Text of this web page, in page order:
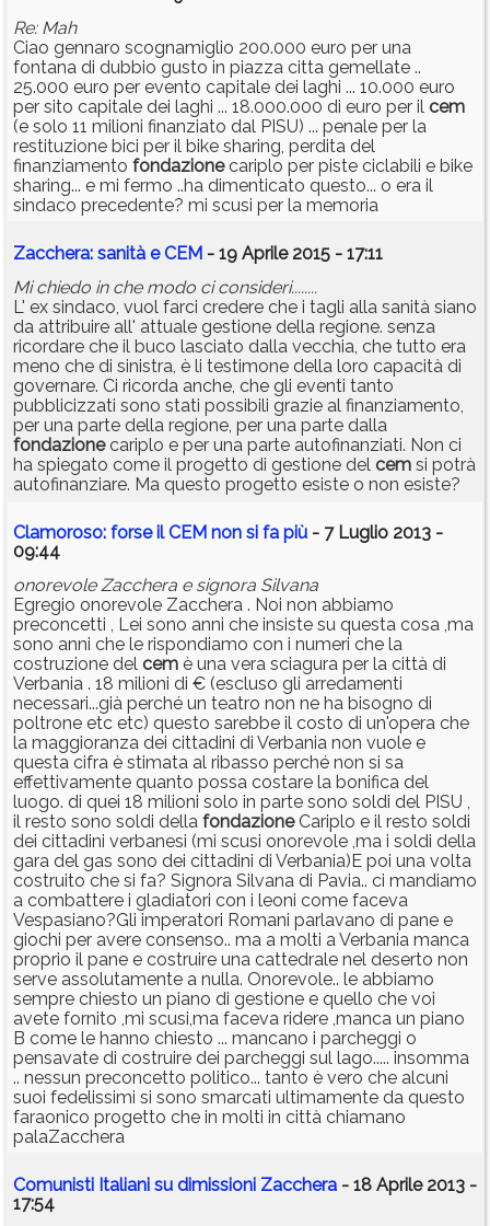
Re: Mah
Ciao gennaro scognamiglio 200.000 euro per una
fontana di dubbio gusto in piazza citta gemellate ..
25.000 euro per evento capitale dei laghi ... 10.000 euro
per sito capitale dei laghi ... 18.000.000 di euro per il cem
(e solo 11 milioni finanziato dal PISU) ... penale per la
restituzione bici per il bike sharing, perdita del
finanziamento fondazionecariplo per piste ciclabili e bike
sharing... e mi fermo ..ha dimenticato questo... o era il
sindaco precedente? mi scusi per la memoria
Zacchera: sanità e CEM - 19 Aprile 2015 - 17:11
Mi chiedo in che modo ci consideri........
L' ex sindaco, vuol farci credere che i tagli alla sanità siano
da attribuire all' attuale gestione della regione. senza
ricordare che il buco lasciato dalla vecchia, che tutto era
meno che di sinistra, è li testimone della loro capacità di
governare. Ci ricorda anche, che gli eventi tanto
pubblicizzati sono stati possibili grazie al finanziamento,
per una parte della regione, per una parte dalla
fondazionecariplo e per una parte autofinanziati. Non ci
ha spiegato come il progetto di gestione del cem si potrà
autofinanziare. Ma questo progetto esiste o non esiste?
Clamoroso: forse il CEM non si fa più - 7 Luglio 2013 -
09:44
onorevole Zacchera e signora Silvana
Egregio onorevole Zacchera . Noi non abbiamo
preconcetti , Lei sono anni che insiste su questa cosa ,ma
sono anni che le rispondiamo con i numeri che la
costruzione del cem è una vera sciagura per la città di
Verbania . 18 milioni di € (escluso gli arredamenti
necessari...già perché un teatro non ne ha bisogno di
poltrone etc etc) questo sarebbe il costo di un'opera che
la maggioranza dei cittadini di Verbania non vuole e
questa cifra è stimata al ribasso perché non si sa
effettivamente quanto possa costare la bonifica del
luogo. di quei 18 milioni solo in parte sono soldi del PISU ,
il resto sono soldi della fondazioneCariplo e il resto soldi
dei cittadini verbanesi (mi scusi onorevole ,ma i soldi della
gara del gas sono dei cittadini di Verbania)E poi una volta
costruito che si fa? Signora Silvana di Pavia.. ci mandiamo
a combattere i gladiatori con i leoni come faceva
Vespasiano?Gli imperatori Romani parlavano di pane e
giochi per avere consenso.. ma a molti a Verbania manca
proprio il pane e costruire una cattedrale nel deserto non
serve assolutamente a nulla. Onorevole.. le abbiamo
sempre chiesto un piano di gestione e quello che voi
avete fornito ,mi scusi,ma faceva ridere ,manca un piano
B come le hanno chiesto ... mancano i parcheggi o
pensavate di costruire dei parcheggi sul lago..... insomma
.. nessun preconcetto politico... tanto è vero che alcuni
suoi fedelissimi si sono smarcati ultimamente da questo
faraonico progetto che in molti in città chiamano
palaZacchera
Comunisti Italiani su dimissioni Zacchera - 18 Aprile 2013 -
17:54